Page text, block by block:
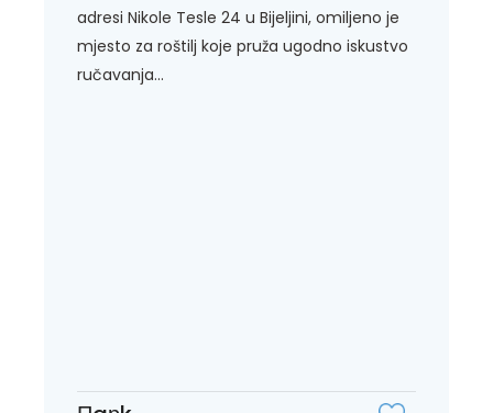
adresi Nikole Tesle 24 u Bijeljini, omiljeno je
mjesto za roštilj koje pruža ugodno iskustvo
ručavanja...